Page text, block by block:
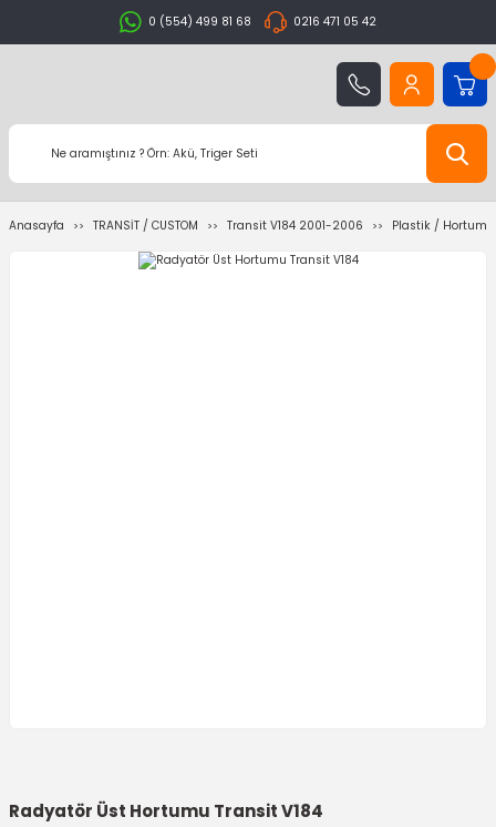
0 (554) 499 81 68 0216 471 05 42
Anasayfa TRANSİT / CUSTOM Transit V184 2001-2006 Plastik / Hortum
Radyatör Üst Hortumu Transit V184